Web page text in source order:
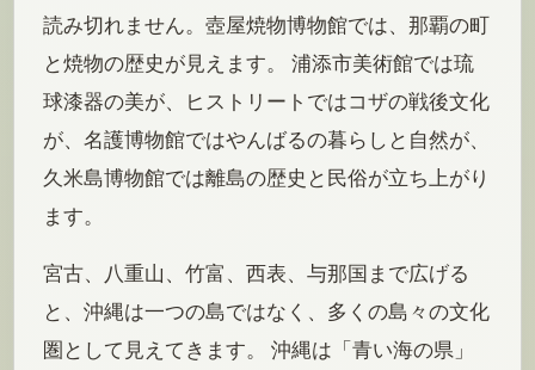
読み切れません。壺屋焼物博物館では、那覇の町
と焼物の歴史が見えます。 浦添市美術館では琉
球漆器の美が、ヒストリートではコザの戦後文化
が、名護博物館ではやんばるの暮らしと自然が、
久米島博物館では離島の歴史と民俗が立ち上がり
ます。
宮古、八重山、竹富、西表、与那国まで広げる
と、沖縄は一つの島ではなく、多くの島々の文化
圏として見えてきます。 沖縄は「青い海の県」